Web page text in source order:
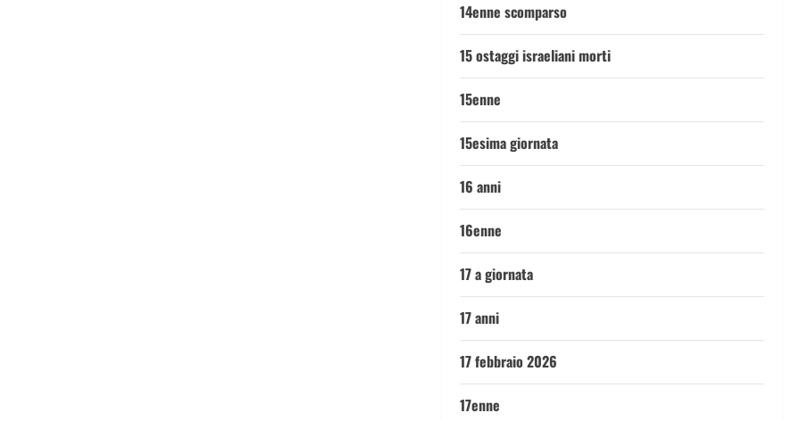
14enne scomparso
15 ostaggi israeliani morti
15enne
15esima giornata
16 anni
16enne
17 a giornata
17 anni
17 febbraio 2026
17enne